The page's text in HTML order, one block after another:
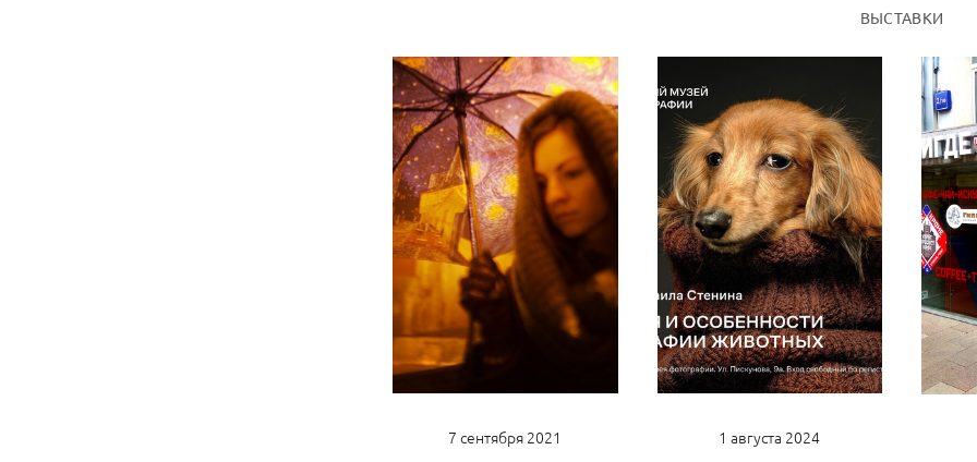
ВЫСТАВКИ
7 сентября 2021 1 августа 2024